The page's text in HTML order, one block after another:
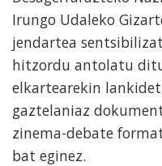
Irungo Udaleko
jendartea
hitzordu antolatu
elkartearekin
gaztelaniaz
zinema-debate
bat eginez.